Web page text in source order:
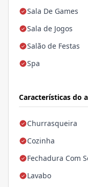
Sala De Games
Sala de Jogos
Salão de Festas
Spa
Características do
Churrasqueira
Cozinha
Fechadura Com
Lavabo